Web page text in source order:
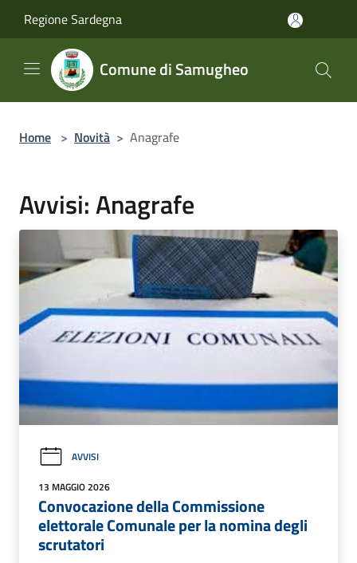
Regione Sardegna
Comune di Samugheo
Home > Novità > Anagrafe
Avvisi: Anagrafe
AVVISI
13 MAGGIO 2026
Convocazione della Commissione
elettorale Comunale per la nomina degli
scrutatori